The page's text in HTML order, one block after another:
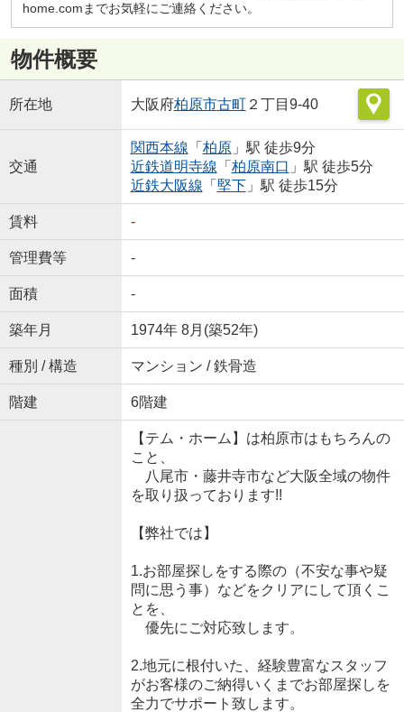
home.comまでお気軽にご連絡ください。
物件概要
所在地 大阪府柏原市古町２丁目9-40
交通
関西本線 「 柏原」駅 徒歩9分
近鉄道明寺線 「 柏原南口 」駅 徒歩5分
近鉄大阪線 「 堅下」駅 徒歩15分
賃料 -
管理費等 -
面積 -
築年月 1974年 8月(築52年)
種別 / 構造 マンション / 鉄骨造
階建 6階建
【テム・ホーム】は柏原市はもちろんの
こと、
八尾市・藤井寺市など大阪全域の物件
を取り扱っております!!
【弊社では】
1.お部屋探しをする際の（不安な事や疑
問に思う事）などをクリアにして頂くこ
とを、
優先にご対応致します。
2.地元に根付いた、経験豊富なスタッフ
がお客様のご納得いくまでお部屋探しを
全力でサポート致します。